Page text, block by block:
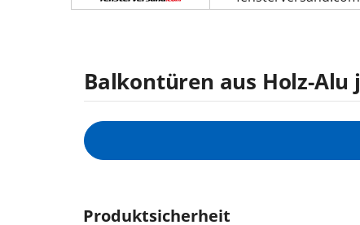
Balkontüren aus Holz-
Produktsicherheit